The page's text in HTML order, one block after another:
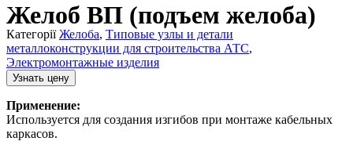
Желоб ВП (подъем желоба)
Категорії Желоба, Типовые узлы и детали
металлоконструкции для строительства АТС,
Электромонтажные изделия
Узнать цену
Применение:
Используется для создания изгибов при монтаже кабельных
каркасов.